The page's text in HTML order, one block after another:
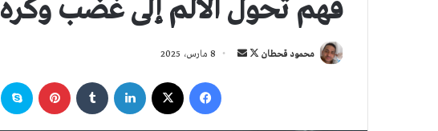
فهم تحول الألم إلى غضب وكره
محمود قحطان
تابعأرسل
إلكترونيا
8 مارس، 2025
فيسبوك لينكدإن بينتيريست